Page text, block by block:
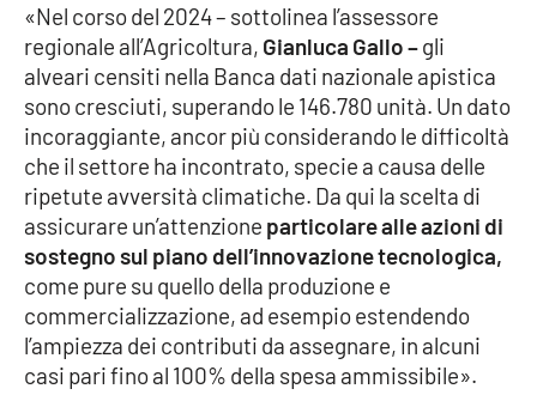
RUBRICHE
Good Morning Vietnam
Parchi Marini Calabria
Leggendo Alvaro insieme
Imprese Di Calabria
Le perfidie di Antonella Grippo
Venti di comunicazione
«Nel corso del 2024 – sottolinea l’assessore
regionale all’Agricoltura, Gianluca Gallo –gli
alveari censiti nella Banca dati nazionale apistica
sono cresciuti, superando le 146.780 unità. Un dato
incoraggiante, ancor più considerando le difficoltà
che il settore ha incontrato, specie a causa delle
ripetute avversità climatiche. Da qui la scelta di
assicurare un’attenzione particolare alle azioni di
sostegno sul piano dell’innovazione tecnologica,
come pure su quello della produzione e
commercializzazione, ad esempio estendendo
l’ampiezza dei contributi da assegnare, in alcuni
casi pari fino al 100% della spesa ammissibile».